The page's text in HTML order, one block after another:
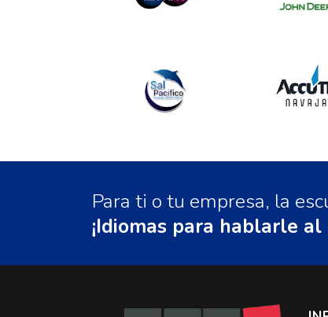
Para ti o tu empresa, la
¡Idiomas para hablarle al